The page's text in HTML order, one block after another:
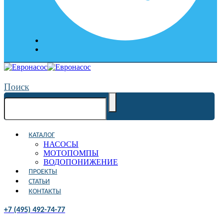
Поиск
КАТАЛОГ
НАСОСЫ
МОТОПОМПЫ
ВОДОПОНИЖЕНИЕ
ПРОЕКТЫ
СТАТЬИ
КОНТАКТЫ
+7 (495) 492-74-77